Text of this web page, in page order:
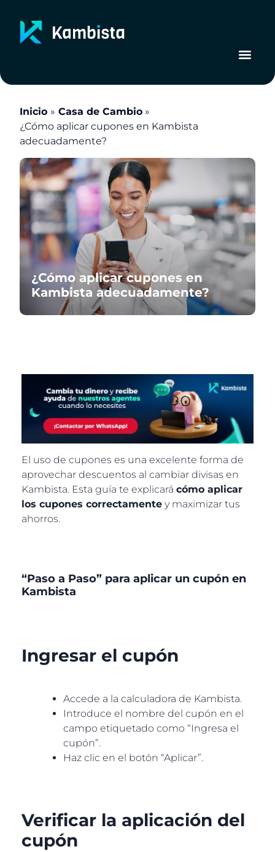
contenido
Inicio
Casa de Cambio
¿Cómo aplicar cupones en Kambista
adecuadamente?
¿Cómo aplicar cupones en
Kambista adecuadamente?
El uso de cupones es una excelente forma de
aprovechar descuentos al cambiar divisas en
Kambista. Esta guía te explicará cómo aplicar
los cupones correctamente y maximizar tus
ahorros.
“Paso a Paso” para aplicar un cupón en
Kambista
Ingresar el cupón
Accede a la calculadora de Kambista.
Introduce el nombre del cupón en el
campo etiquetado como “Ingresa el
cupón”.
Haz clic en el botón “Aplicar”.
Verificar la aplicación del
cupón